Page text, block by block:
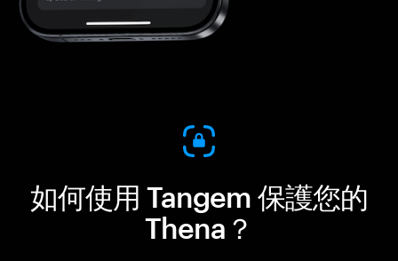
如何使用 Tangem 保護您的
Thena？